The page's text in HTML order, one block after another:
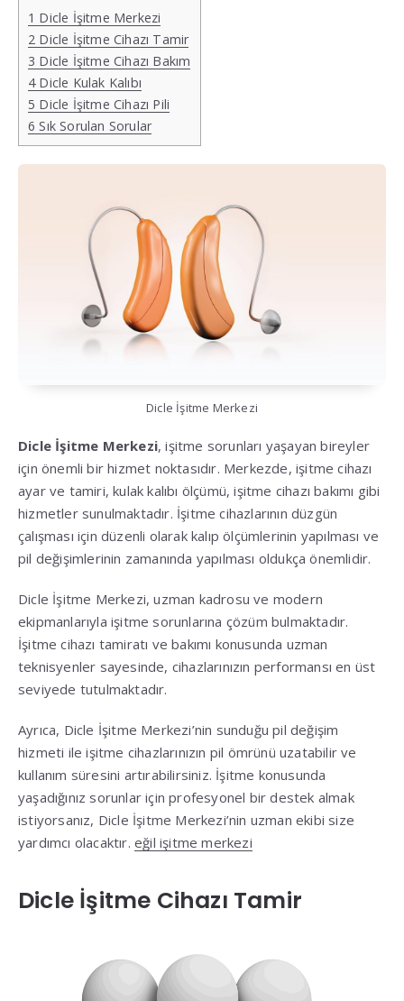
1 Dicle İşitme Merkezi
2 Dicle İşitme Cihazı Tamir
3 Dicle İşitme Cihazı Bakım
4Dicle Kulak Kalıbı
5 Dicle İşitme Cihazı Pili
6 Sık Sorulan Sorular
Dicle İşitme Merkezi
Dicle İşitme Merkezi, işitme sorunları yaşayan bireyler
için önemli bir hizmet noktasıdır. Merkezde, işitme cihazı
ayar ve tamiri, kulak kalıbı ölçümü, işitme cihazı bakımı gibi
hizmetler sunulmaktadır. İşitme cihazlarının düzgün
çalışması için düzenli olarak kalıp ölçümlerinin yapılması ve
pil değişimlerinin zamanında yapılması oldukça önemlidir.
Dicle İşitme Merkezi, uzman kadrosu ve modern
ekipmanlarıyla işitme sorunlarına çözüm bulmaktadır.
İşitme cihazı tamiratı ve bakımı konusunda uzman
teknisyenler sayesinde, cihazlarınızın performansı en üst
seviyede tutulmaktadır.
Ayrıca, Dicle İşitme Merkezi’nin sunduğu pil değişim
hizmeti ile işitme cihazlarınızın pil ömrünü uzatabilir ve
kullanım süresini artırabilirsiniz. İşitme konusunda
yaşadığınız sorunlar için profesyonel bir destek almak
istiyorsanız, Dicle İşitme Merkezi’nin uzman ekibi size
yardımcı olacaktır. eğil işitme merkezi
Dicle İşitme Cihazı Tamir